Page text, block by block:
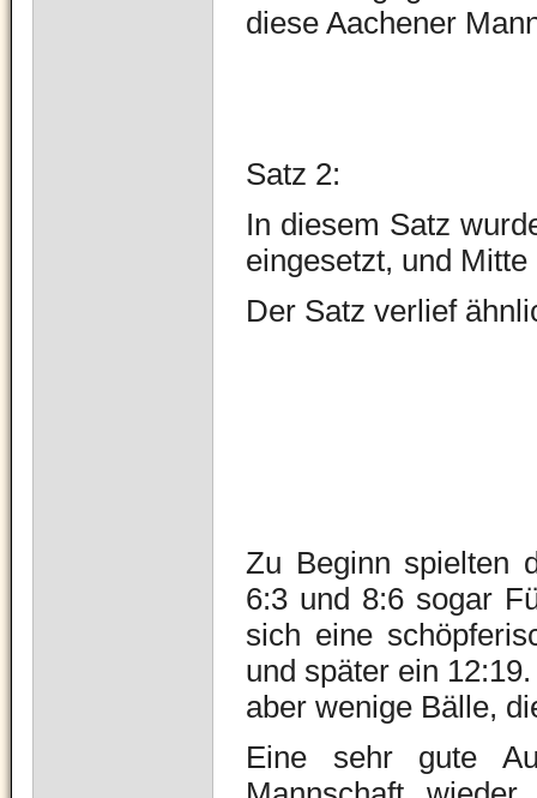
diese Aachener
Satz 2:
In diesem Satz
eingesetzt, und
Der Satz verlief
Zu Beginn spielten
6:3 und 8:6 sogar
sich eine
und später ein
aber wenige Bälle,
Eine sehr gute